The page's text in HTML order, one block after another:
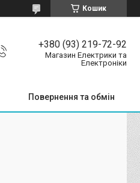
Кошик
+380 (93) 219-72-92
Магазин Електрики та
Електроніки
Повернення та обмін